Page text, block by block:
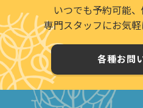
いつでも予約可能
専門スタッフにお気軽
各種お問